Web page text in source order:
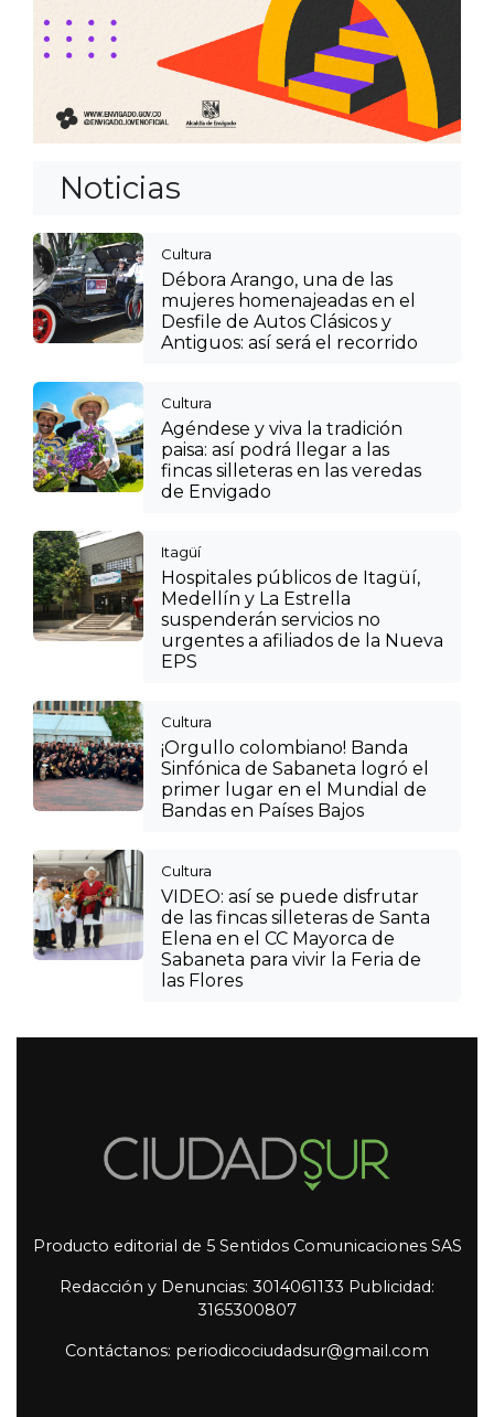
Noticias
Cultura
Débora Arango, una de las
mujeres homenajeadas en el
Desfile de Autos Clásicos y
Antiguos: así será el recorrido
Cultura
Agéndese y viva la tradición
paisa: así podrá llegar a las
fincas silleteras en las veredas
de Envigado
Itagüí
Hospitales públicos de Itagüí,
Medellín y La Estrella
suspenderán servicios no
urgentes a afiliados de la Nueva
EPS
Cultura
¡Orgullo colombiano! Banda
Sinfónica de Sabaneta logró el
primer lugar en el Mundial de
Bandas en Países Bajos
Cultura
VIDEO: así se puede disfrutar
de las fincas silleteras de Santa
Elena en el CC Mayorca de
Sabaneta para vivir la Feria de
las Flores
Producto editorial de 5 Sentidos Comunicaciones SAS
Redacción y Denuncias: 3014061133 Publicidad:
3165300807
Contáctanos: periodicociudadsur@gmail.com